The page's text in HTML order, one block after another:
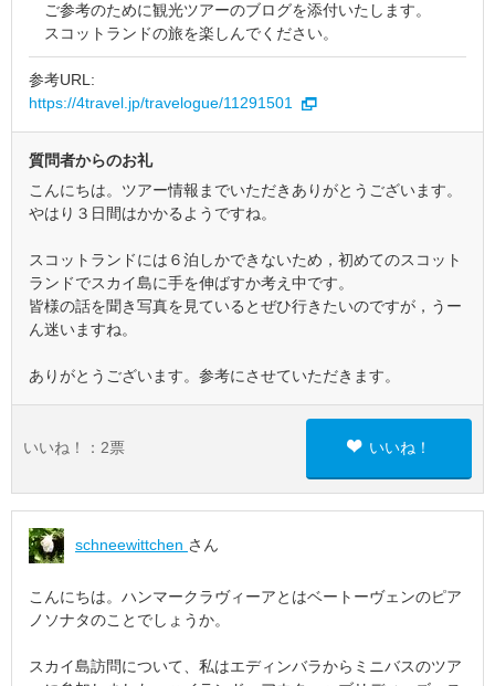
ご参考のために観光ツアーのブログを添付いたします。
スコットランドの旅を楽しんでください。
参考URL:
https://4travel.jp/travelogue/11291501
質問者からのお礼
こんにちは。ツアー情報までいただきありがとうございます。
やはり３日間はかかるようですね。
スコットランドには６泊しかできないため，初めてのスコット
ランドでスカイ島に手を伸ばすか考え中です。
皆様の話を聞き写真を見ているとぜひ行きたいのですが，うー
ん迷いますね。
ありがとうございます。参考にさせていただきます。
いいね！： 2票 いいね！
schneewittchen さん
こんにちは。ハンマークラヴィーアとはベートーヴェンのピア
ノソナタのことでしょうか。
スカイ島訪問について、私はエディンバラからミニバスのツア